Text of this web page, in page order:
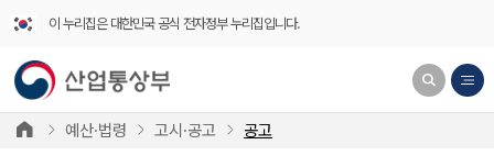
이 누리집은 대한민국 공식 전자정부 누리집입니다.
예산·법령 고시·공고 공고